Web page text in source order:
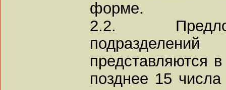
форме.
2.2.
представляются
позднее 15